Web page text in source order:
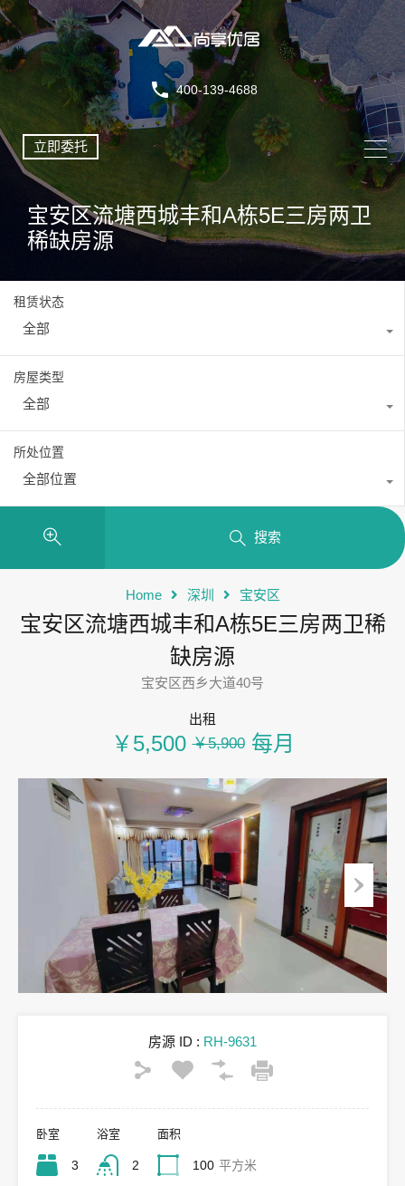
400-139-4688
立即委托
宝安区流塘西城丰和A栋5E三房两卫
稀缺房源
租赁状态
全部
房屋类型
全部
所处位置
全部位置
搜索
Home 深圳 宝安区
宝安区流塘西城丰和A栋5E三房两卫稀
缺房源
宝安区西乡大道40号
出租
￥5,500 ￥5,900每月
房源 ID : RH-9631
卧室
3
浴室
2
面积
100 平方米